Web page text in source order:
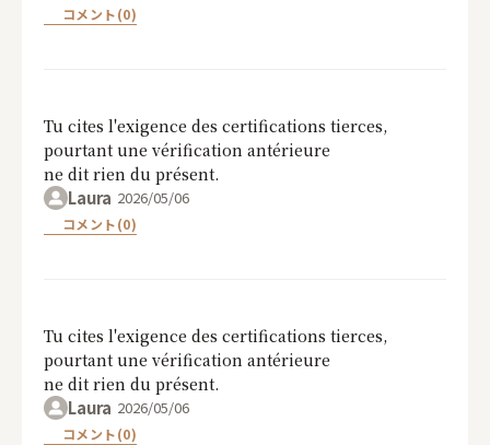
コメント(0)
Tu cites l'exigence des certifications tierces,
pourtant une vérification antérieure
ne dit rien du présent.
Laura 2026/05/06
コメント(0)
Tu cites l'exigence des certifications tierces,
pourtant une vérification antérieure
ne dit rien du présent.
Laura 2026/05/06
コメント(0)